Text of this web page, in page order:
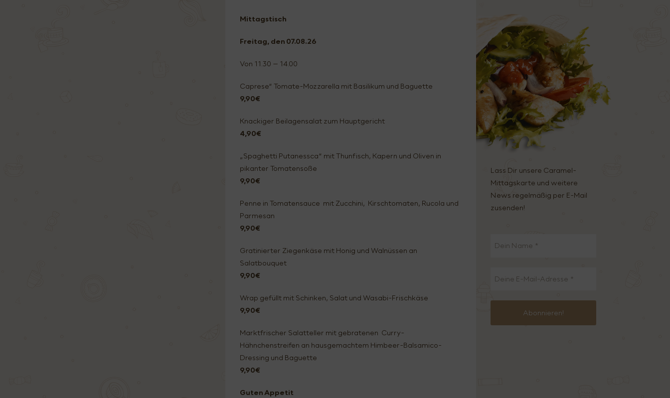
Mittagstisch
Freitag, den 07.08.26
Von 11.30 – 14.00
Caprese“ Tomate-Mozzarella mit Basilikum und Baguette
9,90€
Knackiger Beilagensalat zum Hauptgericht
4,90€
„Spaghetti Putanessca“ mit Thunfisch, Kapern und Oliven in
pikanter Tomatensoße
9,90€
Penne in Tomatensauce mit Zucchini, Kirschtomaten, Rucola und
Parmesan
9,90€
Gratinierter Ziegenkäse mit Honig und Walnüssen an
Salatbouquet
9,90€
Wrap gefüllt mit Schinken, Salat und Wasabi-Frischkäse
9,90€
Marktfrischer Salatteller mit gebratenen Curry-
Hähnchenstreifen an hausgemachtem Himbeer-Balsamico-
Dressing und Baguette
9,90€
Guten Appetit
Lass Dir unsere Caramel-
Mittagskarte und weitere
News regelmäßig per E-Mail
zusenden!